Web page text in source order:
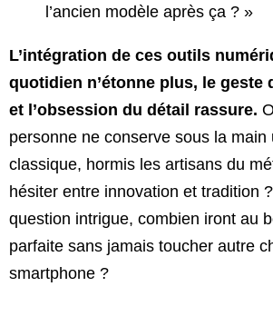
l’ancien modèle après ça ? »
L’intégration de ces outils
quotidien n’étonne plus, le geste
et l’obsession du détail rassure.
personne ne conserve sous la main
classique, hormis les artisans du
hésiter entre innovation et tradition
question intrigue, combien iront au
parfaite sans jamais toucher autre
smartphone ?